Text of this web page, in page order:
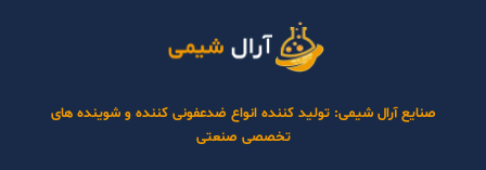
صنایع آرال شیمی: تولید کننده انواع ضدعفونی کننده و شوینده های
تخصصی صنعتی